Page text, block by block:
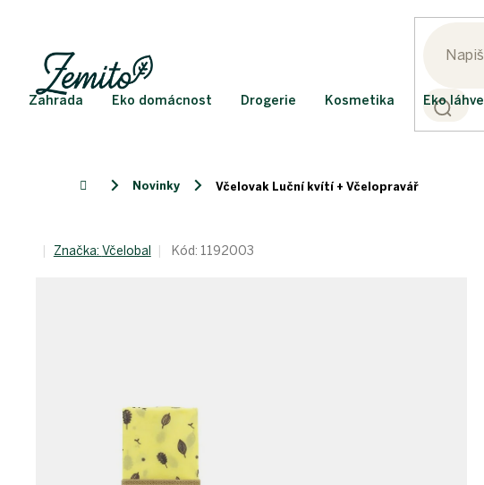
Zahrada Eko domácnost Drogerie Kosmetika Eko láhve
Domů Novinky Včelovak Luční kvítí + Včelopravář
Značka: Včelobal Kód: 1192003